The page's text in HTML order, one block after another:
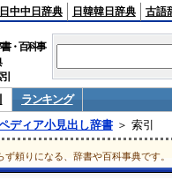
日中中日辞典 日韓韓日辞典 古語
・百科事
ランキング
ディア小見出し辞書＞ 索引
ず頼りになる、辞書や百科事典です。